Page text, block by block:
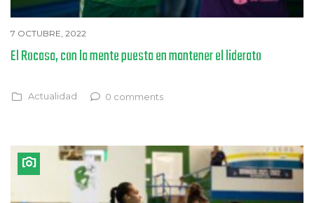
7 OCTUBRE, 2022
El Rocasa, con la mente puesta en mantener el liderato
Actualidad 0 comments